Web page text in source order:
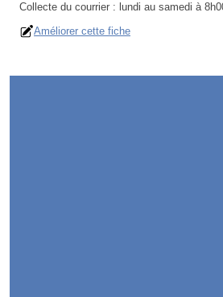
Collecte du courrier : lundi au samedi à
Améliorer cette fiche